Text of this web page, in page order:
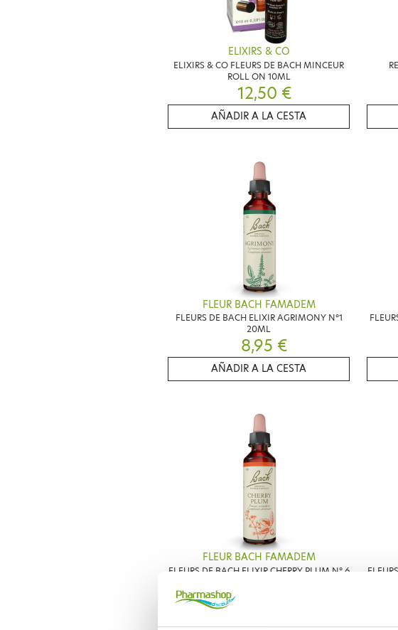
ELIXIRS & CO
ELIXIRS & CO FLEURS DE BACH MINCEUR
ROLL ON 10ML
12,50 €
AÑADIR A LA CESTA
FLEUR BACH FAMADEM
FLEURS DE BACH ELIXIR AGRIMONY N°1
20ML
8,95 €
AÑADIR A LA CESTA
FLEUR BACH FAMADEM
FLEURS DE BACH ELIXIR CHERRY PLUM N° 6